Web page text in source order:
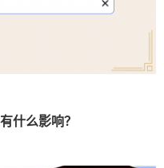
什么影响？